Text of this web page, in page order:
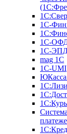
1С-
1С-
1С-
mag 1C
1C-UMI